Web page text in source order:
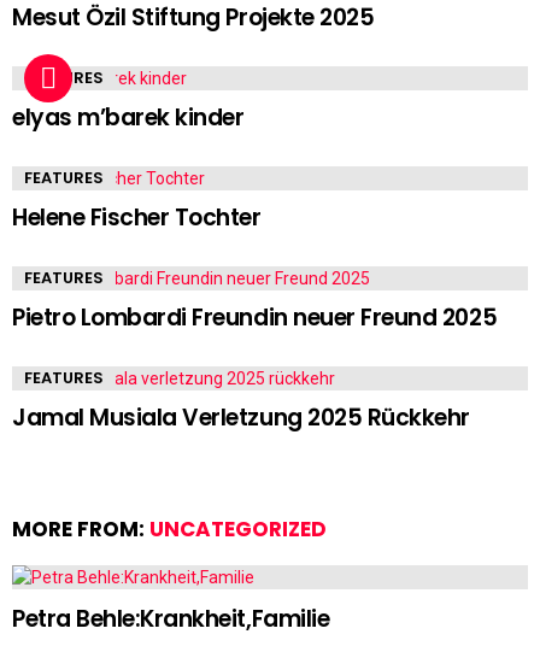
Mesut Özil Stiftung Projekte 2025
FEATURES
elyas m’barek kinder
FEATURES
Helene Fischer Tochter
FEATURES
Pietro Lombardi Freundin neuer Freund 2025
FEATURES
Jamal Musiala Verletzung 2025 Rückkehr
MORE FROM: UNCATEGORIZED
Petra Behle:Krankheit,Familie